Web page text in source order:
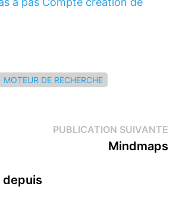
MOTEUR DE RECHERCHE
:
depuis
PUBLICATION SUIVANTE
Mindmaps